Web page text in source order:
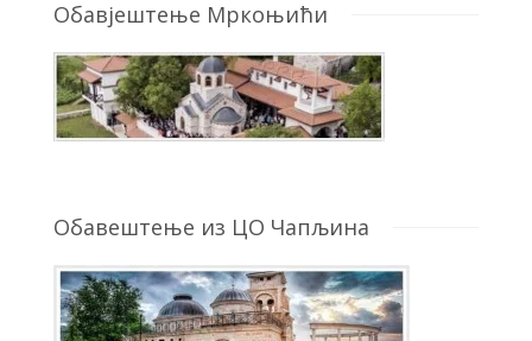
Обавјештење Мркоњићи
Обавештење из ЦО Чапљина